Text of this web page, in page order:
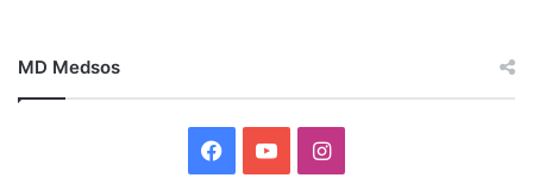
MD Medsos
Facebook
YouTubeInstagram